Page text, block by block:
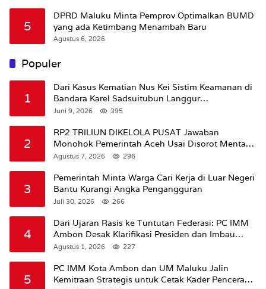
5
DPRD Maluku Minta Pemprov Optimalkan BUMD
yang ada Ketimbang Menambah Baru
Agustus 6, 2026
Populer
1
Dari Kasus Kematian Nus Kei Sistim Keamanan di
Bandara Karel Sadsuitubun Langgur
Dipertanyakan
Juni 9, 2026 395
2
RP2 TRILIUN DIKELOLA PUSAT Jawaban
Monohok Pemerintah Aceh Usai Disorot Mentan
Amran Soal Dana Pertanian
Agustus 7, 2026 296
3
Pemerintah Minta Warga Cari Kerja di Luar Negeri
Bantu Kurangi Angka Pengangguran
Juli 30, 2026 266
4
Dari Ujaran Rasis ke Tuntutan Federasi: PC IMM
Ambon Desak Klarifikasi Presiden dan Imbau
Tunda Pengibaran Bendera Merah Putih Di
Agustus 1, 2026 227
5
PC IMM Kota Ambon dan UM Maluku Jalin
Kemitraan Strategis untuk Cetak Kader Pencerah